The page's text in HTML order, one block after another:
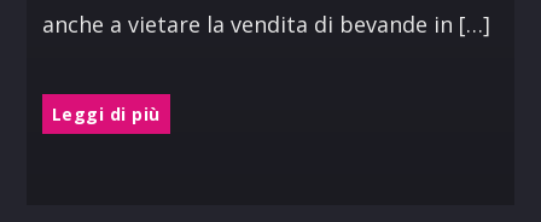
anche a vietare la vendita di bevande in […]
Leggi di più